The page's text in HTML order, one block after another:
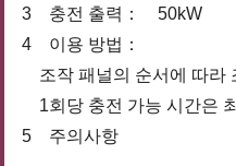
3 충전 출력： 50kW
4 이용 방법：
조작 패널의 순서에 따라
1회당 충전 가능 시간은
5 주의사항